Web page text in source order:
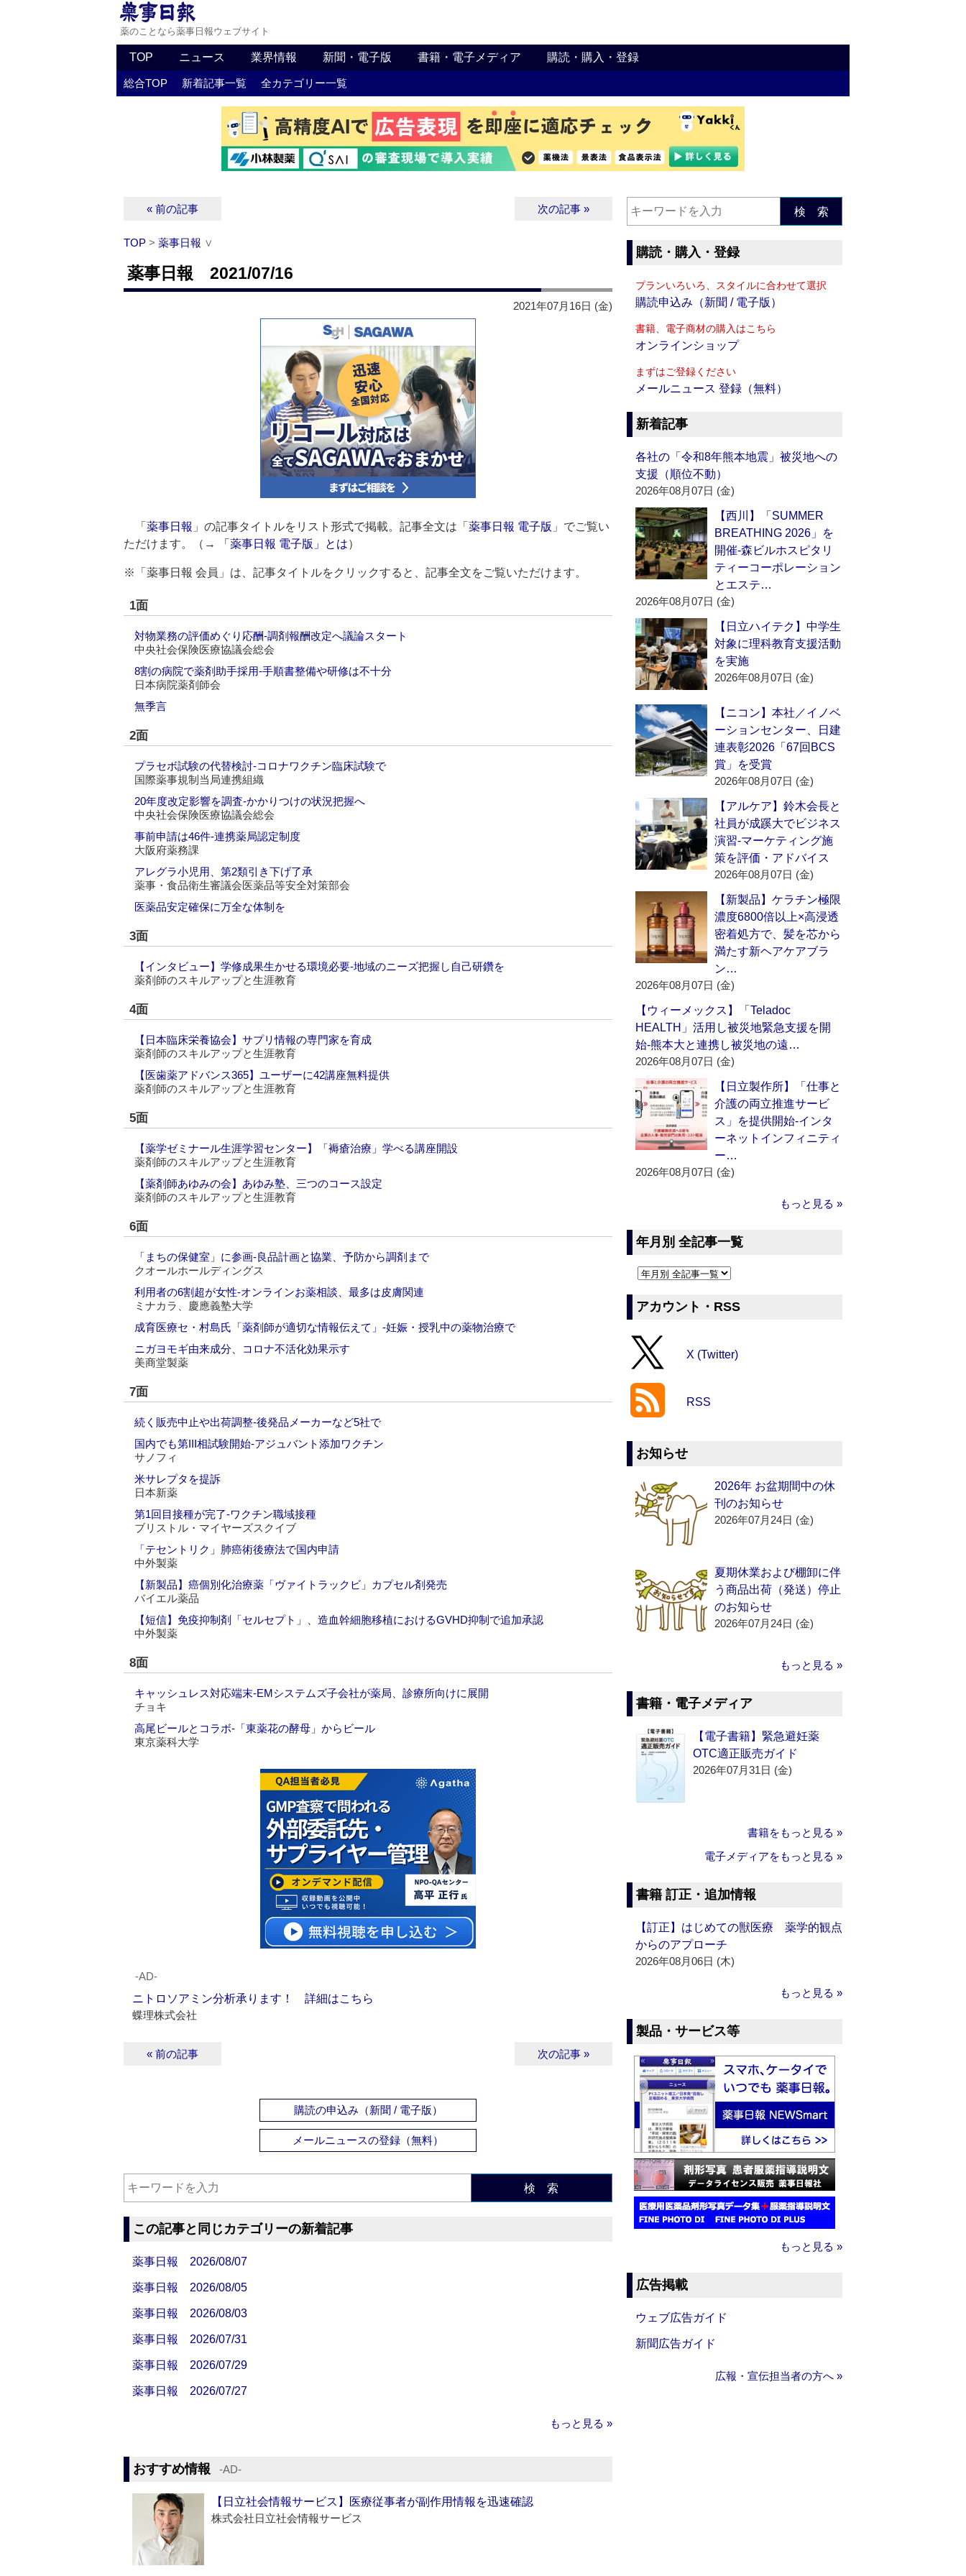
薬のことなら薬事日報ウェブサイト
TOP ニュース 業界情報 新聞・電子版 書籍・電子メディア 購読・購入・登録
総合TOP 新着記事一覧 全カテゴリー一覧
« 前の記事 次の記事 »
TOP > 薬事日報 ∨
薬事日報 2021/07/16
2021年07月16日 (金)
「 薬事日報 」の記事タイトルをリスト形式で掲載。記事全文は「 薬事日報 電子版 」でご覧い
ただけます。（→
「薬事日報 電子版」とは）
※「薬事日報 会員」は、記事タイトルをクリックすると、記事全文をご覧いただけます。
1面
対物業務の評価めぐり応酬‐調剤報酬改定へ議論スタート
中央社会保険医療協議会総会
8割の病院で薬剤助手採用‐手順書整備や研修は不十分
日本病院薬剤師会
無季言
2面
プラセボ試験の代替検討‐コロナワクチン臨床試験で
国際薬事規制当局連携組織
20年度改定影響を調査‐かかりつけの状況把握へ
中央社会保険医療協議会総会
事前申請は46件‐連携薬局認定制度
大阪府薬務課
アレグラ小児用、第2類引き下げ了承
薬事・食品衛生審議会医薬品等安全対策部会
医薬品安定確保に万全な体制を
3面
【インタビュー】学修成果生かせる環境必要‐地域のニーズ把握し自己研鑽を
薬剤師のスキルアップと生涯教育
4面
【日本臨床栄養協会】サプリ情報の専門家を育成
薬剤師のスキルアップと生涯教育
【医歯薬アドバンス365】ユーザーに42講座無料提供
薬剤師のスキルアップと生涯教育
5面
【薬学ゼミナール生涯学習センター】「褥瘡治療」学べる講座開設
薬剤師のスキルアップと生涯教育
【薬剤師あゆみの会】あゆみ塾、三つのコース設定
薬剤師のスキルアップと生涯教育
6面
「まちの保健室」に参画‐良品計画と協業、予防から調剤まで
クオールホールディングス
利用者の6割超が女性‐オンラインお薬相談、最多は皮膚関連
ミナカラ、慶應義塾大学
成育医療セ・村島氏「薬剤師が適切な情報伝えて」‐妊娠・授乳中の薬物治療で
ニガヨモギ由来成分、コロナ不活化効果示す
美商堂製薬
7面
続く販売中止や出荷調整‐後発品メーカーなど5社で
国内でも第III相試験開始‐アジュバント添加ワクチン
サノフィ
米サレプタを提訴
日本新薬
第1回目接種が完了‐ワクチン職域接種
ブリストル・マイヤーズスクイブ
「テセントリク」肺癌術後療法で国内申請
中外製薬
【新製品】癌個別化治療薬「ヴァイトラックビ」カプセル剤発売
バイエル薬品
【短信】免疫抑制剤「セルセプト」、造血幹細胞移植におけるGVHD抑制で追加承認
中外製薬
8面
キャッシュレス対応端末‐EMシステムズ子会社が薬局、診療所向けに展開
チョキ
高尾ビールとコラボ‐「東薬花の酵母」からビール
東京薬科大学
‐AD‐
ニトロソアミン分析承ります！ 詳細はこちら
蝶理株式会社
« 前の記事 次の記事 »
購読の申込み（新聞 / 電子版）
メールニュースの登録（無料）
検 索
この記事と同じカテゴリーの新着記事
薬事日報 2026/08/07
薬事日報 2026/08/05
薬事日報 2026/08/03
薬事日報 2026/07/31
薬事日報 2026/07/29
薬事日報 2026/07/27
もっと見る »
おすすめ情報 ‐AD‐
【日立社会情報サービス】医療従事者が副作用情報を迅速確認
株式会社日立社会情報サービス
検 索
購読・購入・登録
プランいろいろ、スタイルに合わせて選択
購読申込み（新聞 / 電子版）
書籍、電子商材の購入はこちら
オンラインショップ
まずはご登録ください
メールニュース 登録（無料）
新着記事
各社の「令和8年熊本地震」被災地への
支援（順位不動）
2026年08月07日 (金)
【西川】「SUMMER
BREATHING 2026」を
開催‐森ビルホスピタリ
ティーコーポレーション
とエステ…
2026年08月07日 (金)
【日立ハイテク】中学生
対象に理科教育支援活動
を実施
2026年08月07日 (金)
【ニコン】本社／イノベ
ーションセンター、日建
連表彰2026「67回BCS
賞」を受賞
2026年08月07日 (金)
【アルケア】鈴木会長と
社員が成蹊大でビジネス
演習‐マーケティング施
策を評価・アドバイス
2026年08月07日 (金)
【新製品】ケラチン極限
濃度6800倍以上×高浸透
密着処方で、髪を芯から
満たす新ヘアケアブラ
ン…
2026年08月07日 (金)
【ウィーメックス】「Teladoc
HEALTH」活用し被災地緊急支援を開
始‐熊本大と連携し被災地の遠…
2026年08月07日 (金)
【日立製作所】「仕事と
介護の両立推進サービ
ス」を提供開始‐インタ
ーネットインフィニティ
ー…
2026年08月07日 (金)
もっと見る »
年月別 全記事一覧
アカウント・RSS
X (Twitter)
RSS
お知らせ
2026年 お盆期間中の休
刊のお知らせ
2026年07月24日 (金)
夏期休業および棚卸に伴
う商品出荷（発送）停止
のお知らせ
2026年07月24日 (金)
もっと見る »
書籍・電子メディア
【電子書籍】緊急避妊薬
OTC適正販売ガイド
2026年07月31日 (金)
書籍をもっと見る »
電子メディアをもっと見る »
書籍 訂正・追加情報
【訂正】はじめての獣医療 薬学的観点
からのアプローチ
2026年08月06日 (木)
もっと見る »
製品・サービス等
もっと見る »
広告掲載
ウェブ広告ガイド
新聞広告ガイド
広報・宣伝担当者の方へ »